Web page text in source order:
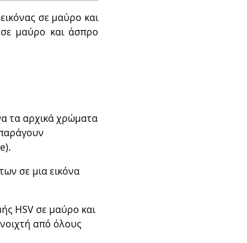
σε μαύρο και
μαύρο και άσπρο
τα αρχικά χρώματα
σε μια εικόνα
HSV σε μαύρο και
από όλους